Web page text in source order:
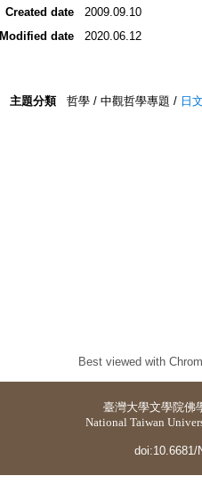
Created date
2009.09.10
Modified date
2020.06.12
主題分類 哲學 / 中觀哲學專題 / 日
Best viewed with
臺灣大學文學院佛
National Taiwan
doi:10.6681/